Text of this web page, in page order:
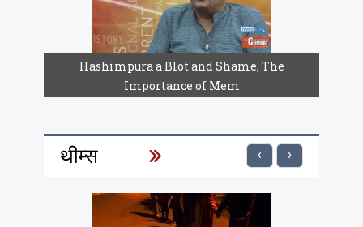
Hashimpura a Blot and Shame, The
Importance of Mem
थीम्स ‹ ›